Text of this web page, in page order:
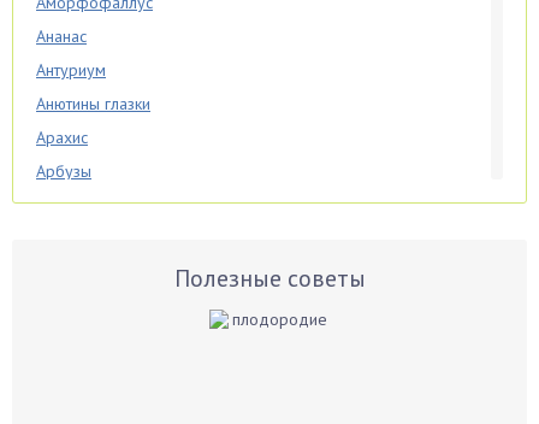
Ананас
Антуриум
Анютины глазки
Арахис
Арбузы
Аспарагус
Полезные советы